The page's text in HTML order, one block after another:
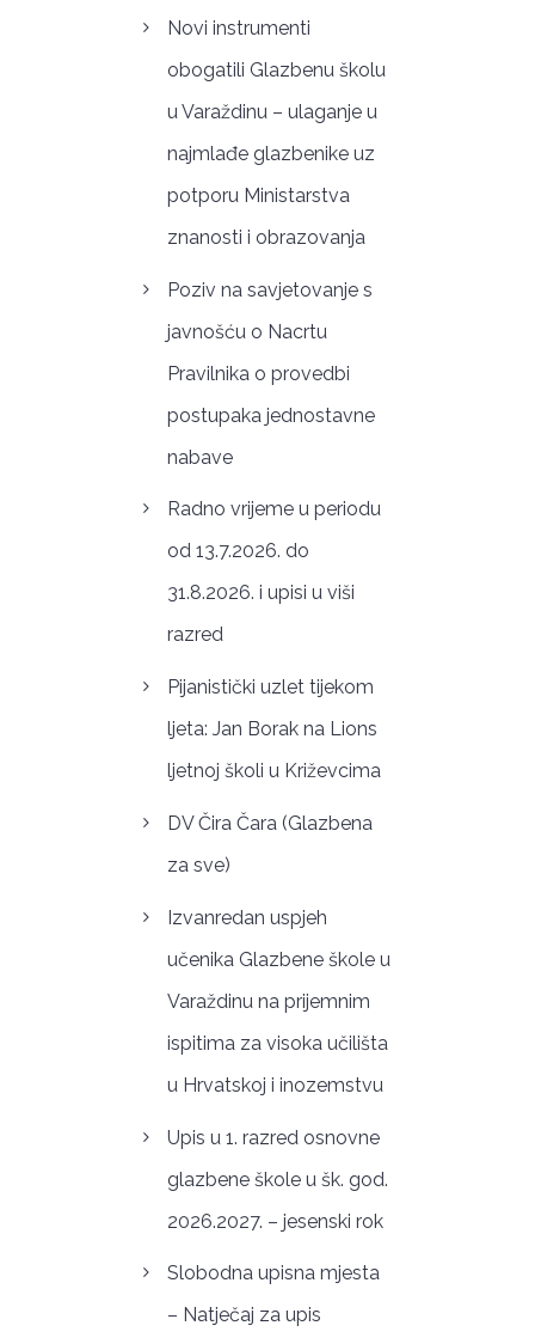
Novi instrumenti
obogatili Glazbenu školu
u Varaždinu – ulaganje u
najmlađe glazbenike uz
potporu Ministarstva
znanosti i obrazovanja
Poziv na savjetovanje s
javnošću o Nacrtu
Pravilnika o provedbi
postupaka jednostavne
nabave
Radno vrijeme u periodu
od 13.7.2026. do
31.8.2026. i upisi u viši
razred
Pijanistički uzlet tijekom
ljeta: Jan Borak na Lions
ljetnoj školi u Križevcima
DV Čira Čara (Glazbena
za sve)
Izvanredan uspjeh
učenika Glazbene škole u
Varaždinu na prijemnim
ispitima za visoka učilišta
u Hrvatskoj i inozemstvu
Upis u 1. razred osnovne
glazbene škole u šk. god.
2026.2027. – jesenski rok
Slobodna upisna mjesta
– Natječaj za upis